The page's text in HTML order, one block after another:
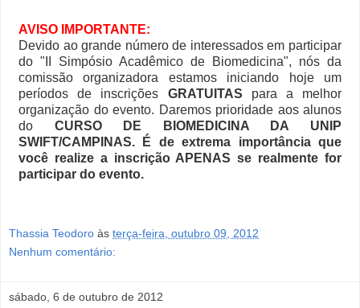
AVISO IMPORTANTE:
Devido ao grande número de interessados em participar
do "II Simpósio Acadêmico de Biomedicina", nós da
comissão organizadora estamos iniciando hoje um
períodos de inscrições
GRATUITAS para a melhor
organização do evento. Daremos prioridade aos alunos
do CURSO DE BIOMEDICINA DA UNIP
SWIFT/CAMPINAS. É de extrema importância que
você realize a inscrição APENAS se realmente for
participar do evento.
Thassia Teodoro às terça-feira, outubro 09, 2012
Nenhum comentário:
sábado, 6 de outubro de 2012